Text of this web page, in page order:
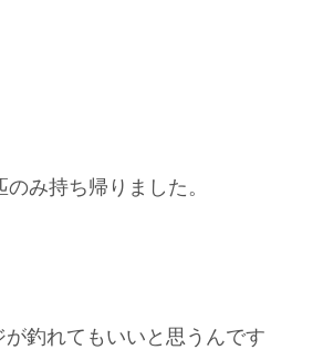
み持ち帰りました。
が釣れてもいいと思うんです